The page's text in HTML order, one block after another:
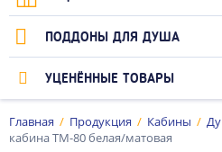
ПОДДОНЫ ДЛЯ ДУША
УЦЕНЁННЫЕ ТОВАРЫ
Главная Продукция Кабины
кабина ТМ-80 белая/матовая